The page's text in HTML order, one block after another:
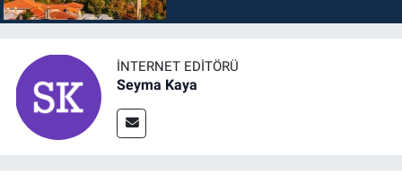
İNTERNET EDITÖRÜ
Seyma Kaya